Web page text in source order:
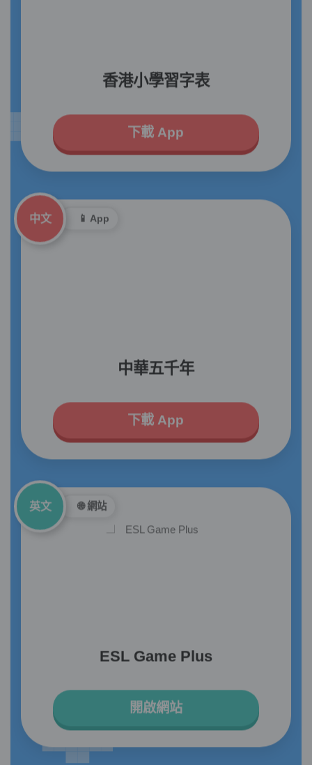
香港小學習字表
下載 App
中文 📱 App
中華五千年
下載 App
英文 🌐 網站
ESL Game Plus
開啟網站